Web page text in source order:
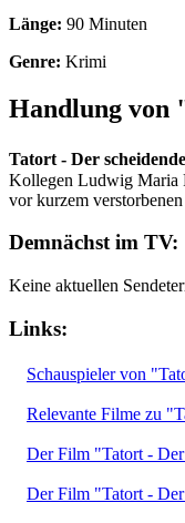
Länge: 90 Minuten
Genre: Krimi
Handlung von
Tatort - Der
Kollegen Ludwig Maria
vor kurzem
Demnächst im TV:
Keine aktuellen
Links:
Schauspieler von
Relevante Filme zu
Der Film "Tatort -
Der Film "Tatort -